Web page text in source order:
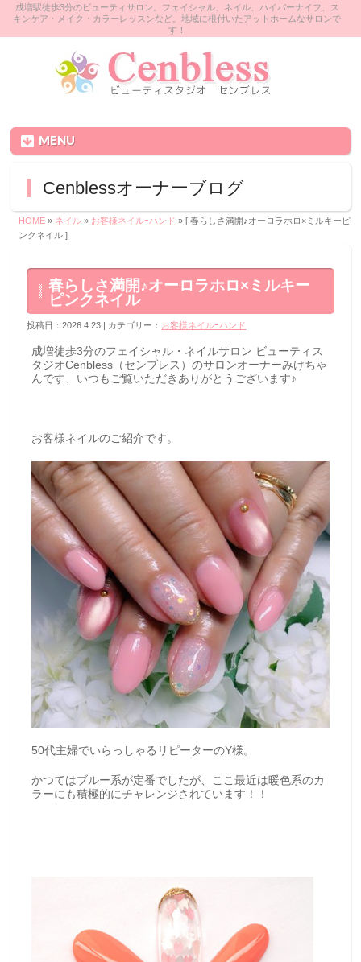
成増駅徒歩3分のビューティサロン。フェイシャル、ネイル、ハイパーナイフ、ス
キンケア・メイク・カラーレッスンなど。地域に根付いたアットホームなサロンで
す！
MENU
Cenblessオーナーブログ
HOME » ネイル » お客様ネイルｰハンド » [ 春らしさ満開♪オーロラホロ×ミルキーピ
ンクネイル ]
春らしさ満開♪オーロラホロ×ミルキー
ピンクネイル
投稿日：2026.4.23 | カテゴリー： お客様ネイルｰハンド
成増徒歩3分のフェイシャル・ネイルサロン ビューティス
タジオCenbless（センブレス）のサロンオーナーみけちゃ
んです、いつもご覧いただきありがとうございます♪
お客様ネイルのご紹介です。
50代主婦でいらっしゃるリピーターのY様。
かつてはブルー系が定番でしたが、ここ最近は暖色系のカ
ラーにも積極的にチャレンジされています！！